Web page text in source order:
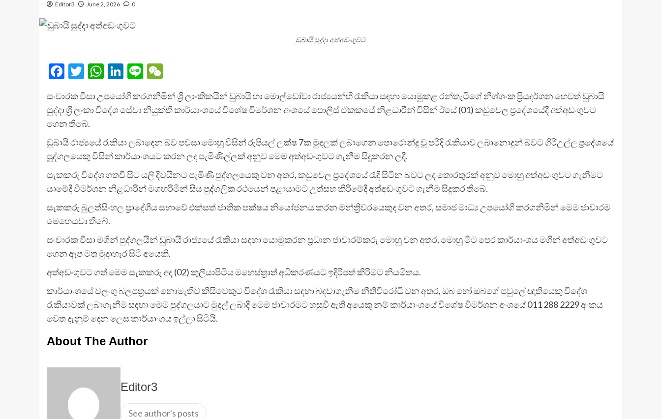
Editor3 June 2, 2026 0
ඩුබායි සුද්දා අත්අඩංගුවට
Facebook
Twitter
WhatsApp
LinkedIn
LineWeChat
සංචාරක වීසා උපයෝගි කරගනිමින් ශ්‍රි ලාංකිකයින් ඩුබායි හා මොල්ඩෝවා රාජ්‍යයන්හි රැකියා සඳහා යොමුකළ රන්තැටිගේ නිශ්ශංක ප්‍රියදර්ශන හෙවත් ඩුබායි
සුද්දා ශ්‍රි ලංකා විදේශ සේවා නියුක්ති කාර්යාංශයේ විශේෂ විමර්ශන අංශයේ පොලිස් ඒකකයේ නිළධාරීන් විසින් ඊයේ (01) කඩුවෙල ප්‍රදේශයේදී අත්අඩංගුවට
ගෙන තිබේ.
ඩුබායි රාජ්‍යයේ රැකියා ලබාදෙන බව පවසා මොහු විසින් රුපියල් ලක්ෂ 7ක මුදලක් ලබාගෙන පොරොන්දු වූ පරිදි රැකියාව ලබානොදුන් බවට ගිරිඋල්ල ප්‍රදේශයේ
පුද්ගලයෙකු විසින් කාර්යාංශයට කරන ලද පැමිණිල්ලක් අනුව මෙම අත්අඩංගුවට ගැනීම සිදුකරන ලදී.
සැකකරු විදේශ ගතවී සිට යලි දිවයිනට පැමිණි පුද්ගලයෙකු වන අතර, කඩුවෙල ප්‍රදේශයේ රැඳි සිටින බවට ලද තොරතුරක් අනුව මොහු අත්අඩංගුවට ගැනීමට
යාමේදී විමර්ශන නිළධාරීන් මගහරිමින් සිය පුද්ගලික රථයෙන් පළායාමට උත්සහ කිරිමේදී අත්අඩංගුවට ගැනීම සිදුකර තිබේ.
සැකකරු බුලත්සිංහල ප්‍රාදේශීය සභාවේ එක්සත් ජාතික පක්ෂය නියෝජනය කරන මන්ත්‍රිවරයෙකුද වන අතර, සමාජ මාධ්‍ය උපයෝගි කරගනිමින් මෙම ජාවාරම
මෙහෙයවා තිබේ.
සංචාරක වීසා මගින් පුද්ගලයින් ඩුබායි රාජ්‍යයේ රැකියා සඳහා යොමුකරන ප්‍රධාන ජාවාරම්කරු මොහු වන අතර, මොහු මීට පෙර කාර්යාංශය මගින් අත්අඩංගුවට
ගෙන ඇප මත මුදාහැර සිටි අයෙකි.
අත්අඩංගුවට ගත් මෙම සැකකරු අද (02) කුලියාපිටිය මහෙස්ත්‍රාත් අධිකරණයට ඉදිරිපත් කිරීමට නියමිතය.
කාර්යාංශයේ වලංගු බලපත්‍රයක් නොමැතිව කිසිවෙකුට විදේශ රැකියා සඳහා බඳවාගැනීම නීතිවිරෝධි වන අතර, ඔබ හෝ ඔබගේ පවුලේ ඥාතියෙකු විදේශ
රැකියාවක් ලබාගැනීම සඳහා මෙම පුද්ගලයාට මුදල් ලබාදී මෙම ජාවාරමට හසුවී ඇති අයෙකු නම් කාර්යාංශයේ විශේෂ විමර්ශන අංශයේ 011 288 2229 අංකය
වෙත දැනුම් දෙන ලෙස කාර්යාංශය ඉල්ලා සිටියි.
About The Author
Editor3
See author's posts